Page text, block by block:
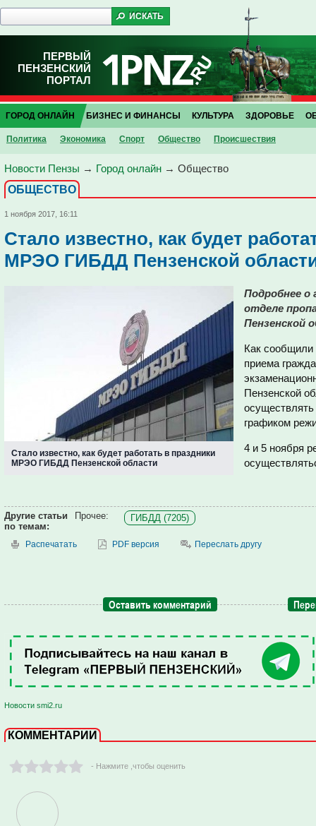
ПЕРВЫЙ
ПЕНЗЕНСКИЙ
ПОРТАЛ
ГОРОД ОНЛАЙН
Политика Экономика Спорт Общество Проиcшествия
БИЗНЕС И ФИНАНСЫ КУЛЬТУРА ЗДОРОВЬЕ
Новости Пензы → Город онлайн → Общество
ОБЩЕСТВО
1 ноября 2017, 16:11
Cтало известно, как будет
МРЭО ГИБДД Пензенской
Cтало известно, как будет работать в праздники
МРЭО ГИБДД Пензенской области
Подробнее о
отделе
Пензенской
Как
приема
Пензенской
осуществлять
графиком
4 и 5 ноября
Другие статьи
по темам:
Прочее: ГИБДД (7205)
Распечатать PDF версия Переслать другу
Оставить комментарий
Новости smi2.ru
КОММЕНТАРИИ
- Нажмите ,чтобы оценить